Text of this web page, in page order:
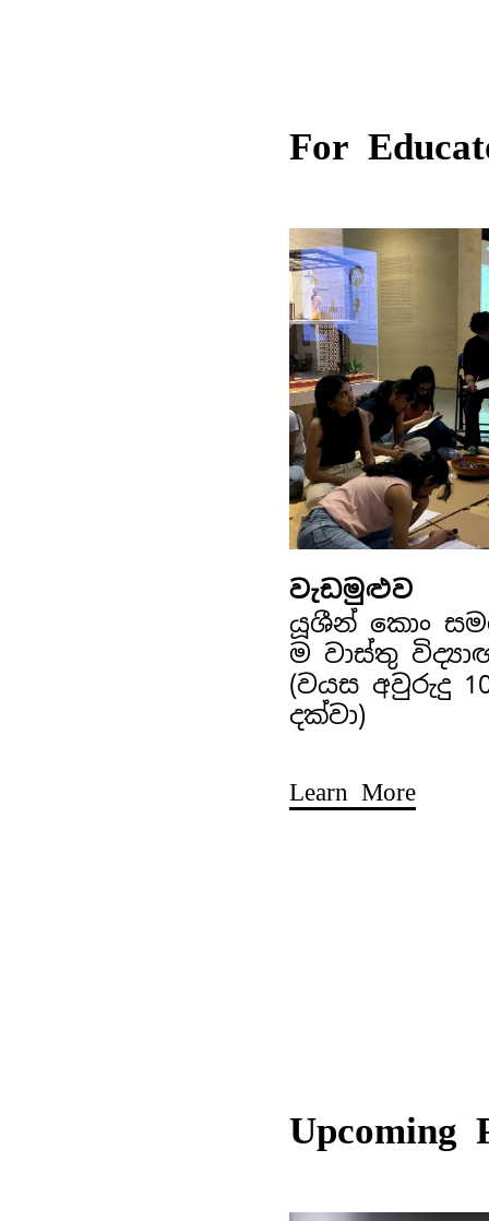
For
වැඩමුළුව
යූශීන් කොං
ම වාස්තු
(වයස අවුරුදු
දක්වා)
Learn More
Upcoming